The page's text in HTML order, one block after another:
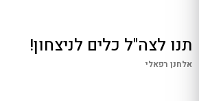
תנו לצה"ל כלים לניצחון!
אלחנן רפאלי